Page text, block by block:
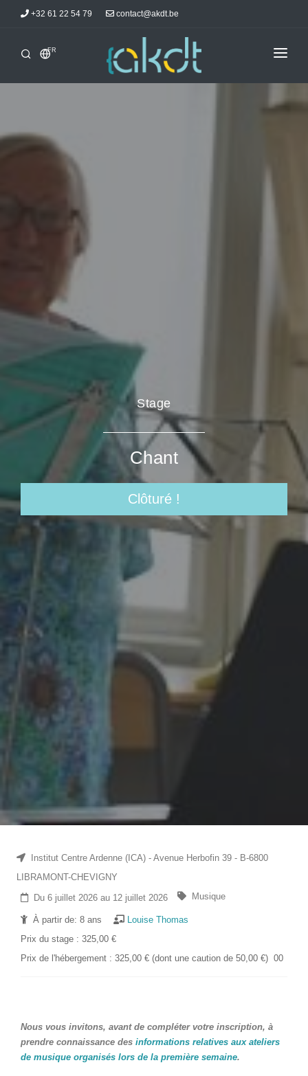
+32 61 22 54 79 contact@akdt.be
FR
ACCUEIL
INFORMATIONS
ACTUALITÉS
AKDTICIENS
Stage
Chant
Clôturé !
Institut Centre Ardenne (ICA) - Avenue Herbofin 39 - B-6800
LIBRAMONT-CHEVIGNY
Du 6 juillet 2026 au 12 juillet 2026 Musique
À partir de: 8 ans
Louise Thomas
Prix du stage : 325,00 €
Prix de l'hébergement : 325,00 € (dont une caution de 50,00 €) 00
Nous vous invitons, avant de compléter votre inscription, à
prendre connaissance des informations relatives aux ateliers
de musique organisés lors de la première semaine.